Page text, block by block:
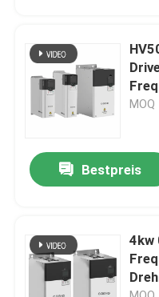
Videos
Werksbesichtigung
Qualitätskontrolle
Kontakt mit uns
MOQ
Bestpreis
4kw